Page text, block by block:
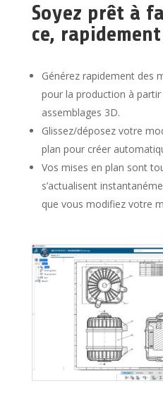
Soyez prêt à
ce,
Générez rapidement des
pour la production à
assemblages 3D.
Glissez/déposez votre
plan pour créer
Vos mises en plan sont
s’actualisent
que vous modifiez votre